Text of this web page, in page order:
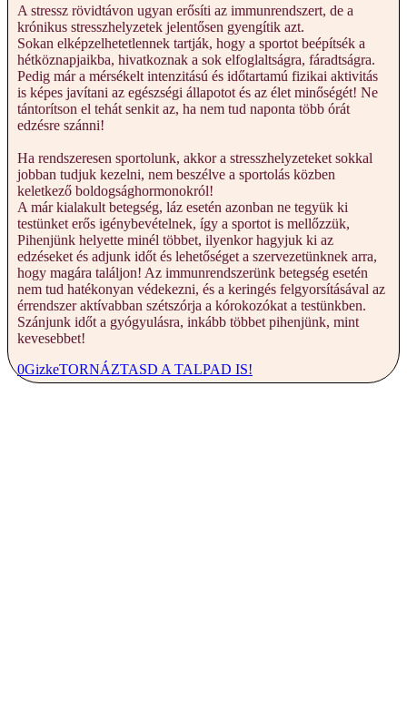
A stressz rövidtávon ugyan erősíti az immunrendszert, de a
krónikus stresszhelyzetek jelentősen gyengítik azt.
Sokan elképzelhetetlennek tartják, hogy a sportot beépítsék a
hétköznapjaikba, hivatkoznak a sok elfoglaltságra, fáradtságra.
Pedig már a mérsékelt intenzitású és időtartamú fizikai aktivitás
is képes javítani az egészségi állapotot és az élet minőségét! Ne
tántorítson el tehát senkit az, ha nem tud naponta több órát
edzésre szánni!
Ha rendszeresen sportolunk, akkor a stresszhelyzeteket sokkal
jobban tudjuk kezelni, nem beszélve a sportolás közben
keletkező boldogsághormonokról!
A már kialakult betegség, láz esetén azonban ne tegyük ki
testünket erős igénybevételnek, így a sportot is mellőzzük,
Pihenjünk helyette minél többet, ilyenkor hagyjuk ki az
edzéseket és adjunk időt és lehetőséget a szervezetünknek arra,
hogy magára találjon! Az immunrendszerünk betegség esetén
nem tud hatékonyan védekezni, és a keringés felgyorsításával az
érrendszer aktívabban szétszórja a kórokozókat a testünkben.
Szánjunk időt a gyógyulásra, inkább többet pihenjünk, mint
kevesebbet!
0GizkeTORNÁZTASD A TALPAD IS!